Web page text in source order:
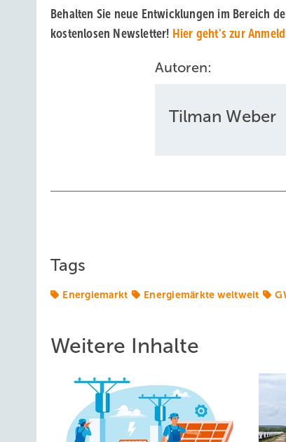
Behalten Sie neue Entwicklungen im Bereich
kostenlosen Newsletter! Hier geht's zur
Autoren:
Tilman Weber
Tags
Energiemarkt Energiemärkte weltweit
Weitere Inhalte